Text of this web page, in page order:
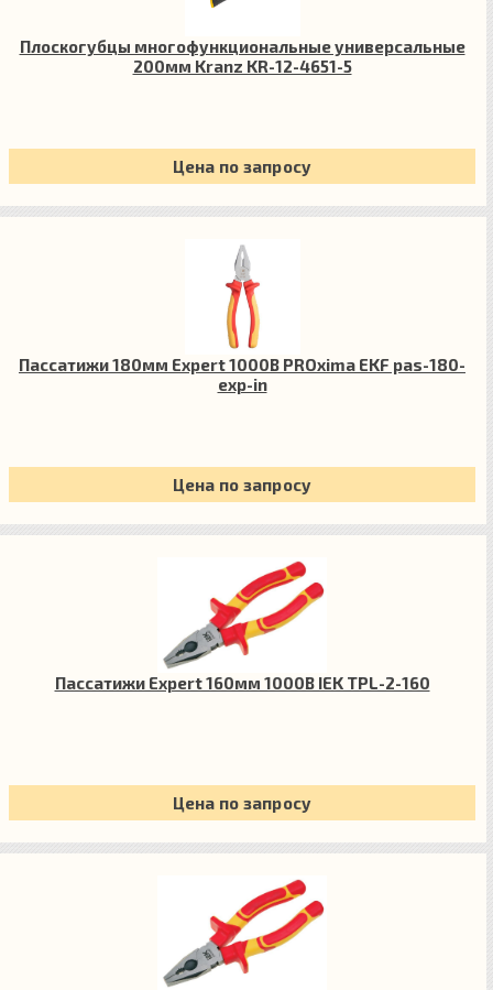
Плоскогубцы многофункциональные универсальные
200мм Kranz KR-12-4651-5
Цена по запросу
Пассатижи 180мм Expert 1000В PROxima EKF pas-180-
exp-in
Цена по запросу
Пассатижи Expert 160мм 1000В IEK TPL-2-160
Цена по запросу